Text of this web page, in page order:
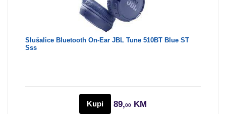
Slušalice Bluetooth On-Ear JBL Tune 510BT Blue ST
Sss
Kupi 89,00 KM